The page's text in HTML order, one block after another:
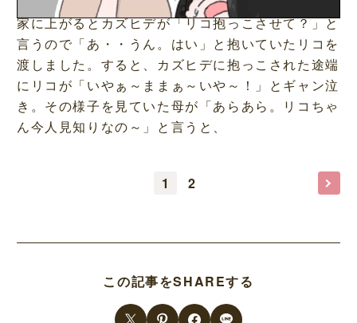
家に上がるとカズヒデが「リコ抱っこさせて？」と
言うので「あ・・うん。はい」と抱いていたリコを
渡しました。すると、カズヒデに抱っこされた途端
にリコが「いやぁ～ままぁ～いや～！」とギャン泣
き。その様子を見ていた母が「あらあら。リコちゃ
ん今人見知りなの～」と言うと、
1 2
この記事をSHAREする